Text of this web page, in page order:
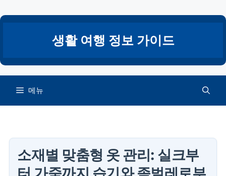
텐
건
너
생활 여행 정보 가이드
메뉴
소재별 맞춤형 옷 관리: 실크부